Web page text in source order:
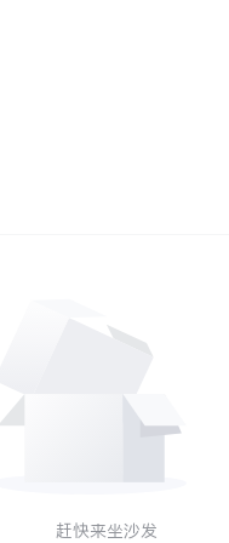
赶快来坐沙发